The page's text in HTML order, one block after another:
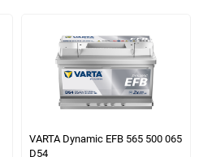
VARTA Dynamic EFB 565 500 065
D54